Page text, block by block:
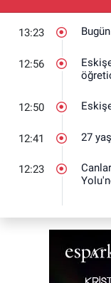
13:23
12:56
12:50
12:41 27
12:23